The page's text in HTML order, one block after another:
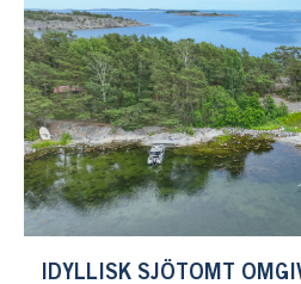
IDYLLISK SJÖTOMT